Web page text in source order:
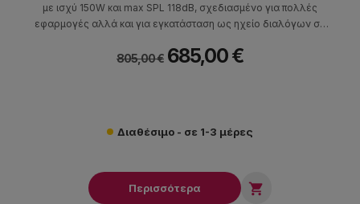
με ισχύ 150W και max SPL 118dB, σχεδιασμένο για πολλές
εφαρμογές αλλά και για εγκατάσταση ως ηχείο διαλόγων σε
805,00 € 685,00 €
Διαθέσιμο - σε 1-3 μέρες
Περισσότερα 